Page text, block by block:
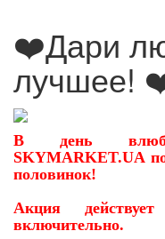
❤️Дари
лучшее!
В день
SKYMARKET.UA
половинок!
Акция
включительно.